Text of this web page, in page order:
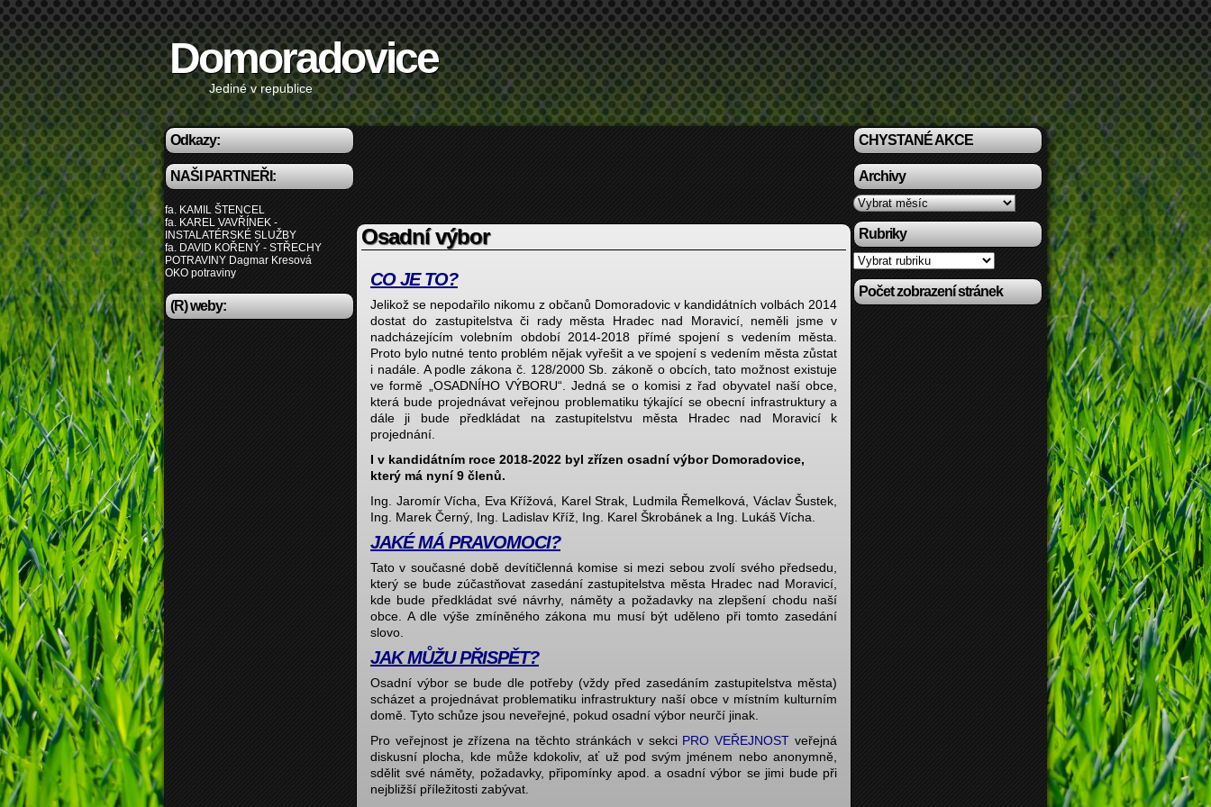
Domoradovice
Jediné v republice
Odkazy:
NAŠI PARTNEŘI:
fa. KAMIL ŠTENCEL
fa. KAREL VAVŘÍNEK -
INSTALATÉRSKÉ SLUŽBY
fa. DAVID KOŘENÝ - STŘECHY
POTRAVINY Dagmar Kresová
OKO potraviny
(R) weby:
Osadní výbor
CO JE TO?
Jelikož se nepodařilo nikomu z občanů Domoradovic v kandidátních volbách 2014
dostat do zastupitelstva či rady města Hradec nad Moravicí, neměli jsme v
nadcházejícím volebním období 2014-2018 přímé spojení s vedením města.
Proto bylo nutné tento problém nějak vyřešit a ve spojení s vedením města zůstat
i nadále. A podle zákona č. 128/2000 Sb. zákoně o obcích, tato možnost existuje
ve formě „OSADNÍHO VÝBORU“. Jedná se o komisi z řad obyvatel naší obce,
která bude projednávat veřejnou problematiku týkající se obecní infrastruktury a
dále ji bude předkládat na zastupitelstvu města Hradec nad Moravicí k
projednání.
I v kandidátním roce 2018-2022 byl zřízen osadní výbor Domoradovice,
který má nyní 9 členů.
Ing. Jaromír Vícha, Eva Křížová, Karel Strak, Ludmila Řemelková, Václav Šustek,
Ing. Marek Černý, Ing. Ladislav Kříž, Ing. Karel Škrobánek a Ing. Lukáš Vícha.
JAKÉ MÁ PRAVOMOCI?
Tato v současné době devítičlenná komise si mezi sebou zvolí svého předsedu,
který se bude zúčastňovat zasedání zastupitelstva města Hradec nad Moravicí,
kde bude předkládat své návrhy, náměty a požadavky na zlepšení chodu naší
obce. A dle výše zmíněného zákona mu musí být uděleno při tomto zasedání
slovo.
JAK MŮŽU PŘISPĚT?
Osadní výbor se bude dle potřeby (vždy před zasedáním zastupitelstva města)
scházet a projednávat problematiku infrastruktury naší obce v místním kulturním
domě. Tyto schůze jsou neveřejné, pokud osadní výbor neurčí jinak.
Pro veřejnost je zřízena na těchto stránkách v sekci PRO VEŘEJNOST veřejná
diskusní plocha, kde může kdokoliv, ať už pod svým jménem nebo anonymně,
sdělit své náměty, požadavky, připomínky apod. a osadní výbor se jimi bude při
nejbližší příležitosti zabývat.
CHYSTANÉ AKCE
Archivy
Archivy
Rubriky
Rubriky
Počet zobrazení stránek